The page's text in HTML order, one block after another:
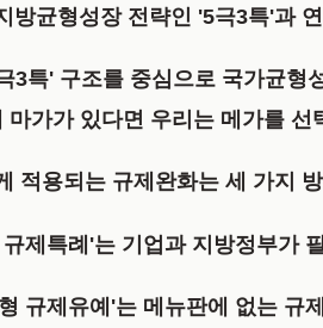
방균형성장 전략인 '5극3특'과
3특' 구조를 중심으로 국가균
가가 있다면 우리는 메가를
적용되는 규제완화는 세 가지
제특례'는 기업과 지방정부가
규제유예'는 메뉴판에 없는 규